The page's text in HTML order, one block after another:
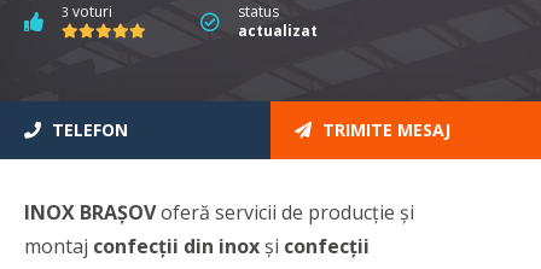
3 voturi
status
actualizat
TELEFON TRIMITE MESAJ
INOX BRAȘOVoferă servicii de producție și
montaj confecții din inox și confecții